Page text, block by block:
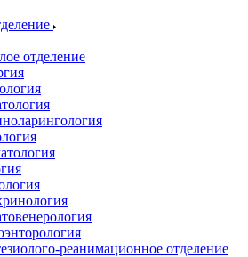
отделение
реанимационное отделение